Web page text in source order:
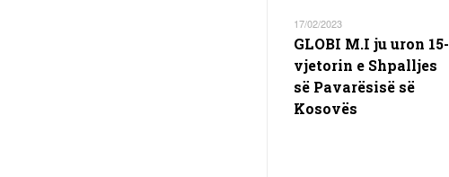
17/02/2023
GLOBI M.I ju uron 15-
vjetorin e Shpalljes
së Pavarësisë së
Kosovës